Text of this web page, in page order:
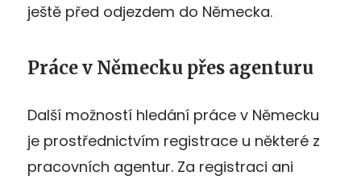
ještě před odjezdem do Německa.
Práce v Německu přes agenturu
Další možností hledání práce v Německu
je prostřednictvím registrace u některé z
pracovních agentur. Za registraci ani